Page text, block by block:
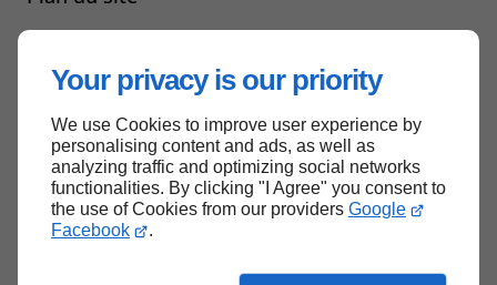
Your privacy is our priority
We use Cookies to improve user experience by
personalising content and ads, as well as
analyzing traffic and optimizing social networks
functionalities. By clicking "I Agree" you consent to
the use of Cookies from our providers Google
Facebook
.